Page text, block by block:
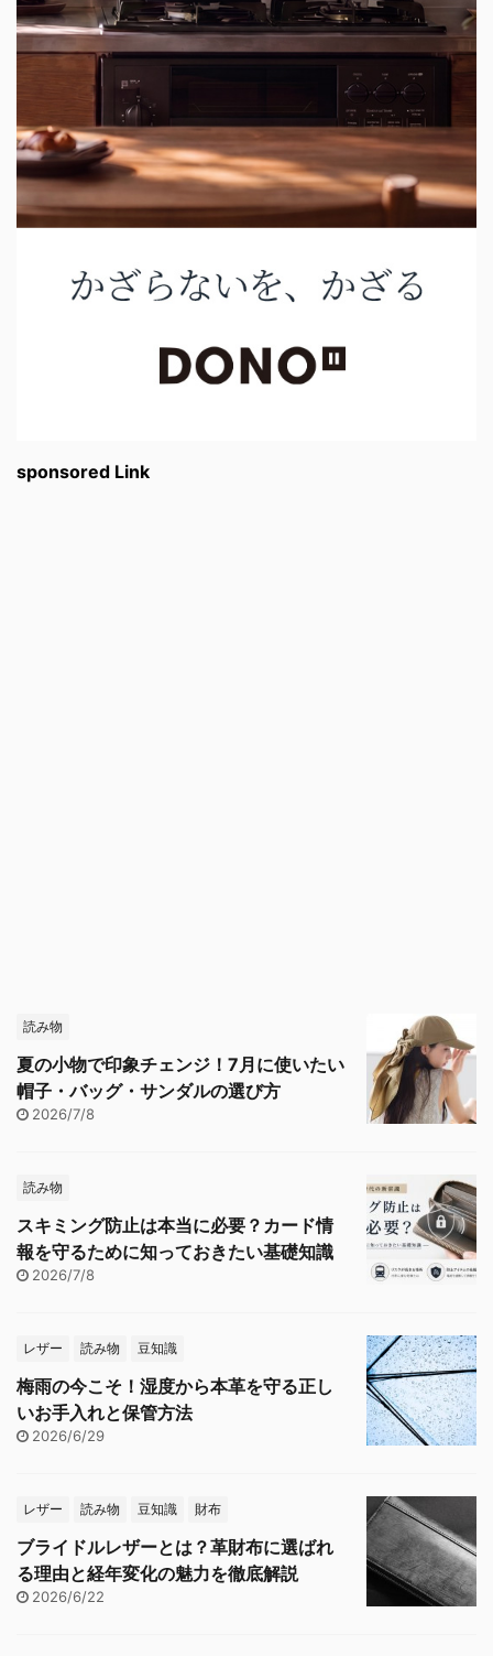
sponsored Link
読み物
夏の小物で印象チェンジ！7月に使いたい
帽子・バッグ・サンダルの選び方
2026/7/8
読み物
スキミング防止は本当に必要？カード情
報を守るために知っておきたい基礎知識
2026/7/8
レザー 読み物 豆知識
梅雨の今こそ！湿度から本革を守る正し
いお手入れと保管方法
2026/6/29
レザー 読み物 豆知識 財布
ブライドルレザーとは？革財布に選ばれ
る理由と経年変化の魅力を徹底解説
2026/6/22